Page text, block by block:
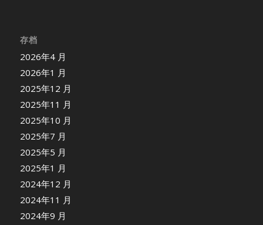
存档
2026年4 月
2026年1 月
2025年12 月
2025年11 月
2025年10 月
2025年7 月
2025年5 月
2025年1 月
2024年12 月
2024年11 月
2024年9 月